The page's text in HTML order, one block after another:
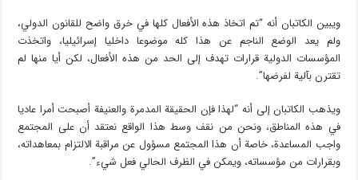
ويبين الكاتبان أنه “تم اتخاذ هذه الأفعال كلها في خرق واضح للقانون الدولي،
ولم يعد الوضع الناجم عن هذا كله موضوعا داخليا إسرائيليا، واتخذت
المؤسسات الدولية قرارات تهدف إلى الحد من هذه الأفعال، لكن أيا منها لم
تقترن بآلية لفرضها”.
ويذهب الكاتبان إلى أنه “لهذا فإن الحقيقة المدمرة والعنيفة أصبحت أمرا عاديا
في هذه المناطق، ونحن من نقف وسط هذا الواقع نعتقد أن على المجتمع
واجب المساعدة، خاصة أن هذا المجتمع مسؤول عن مراقبة الالتزام بمعاهداته،
وبقرارات من مؤسساته، ويمكن في الظرف الحالي فعل شيء”.